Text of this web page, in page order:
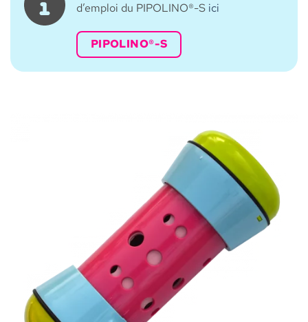
d’emploi du PIPOLINO®-S ici
PIPOLINO®-S